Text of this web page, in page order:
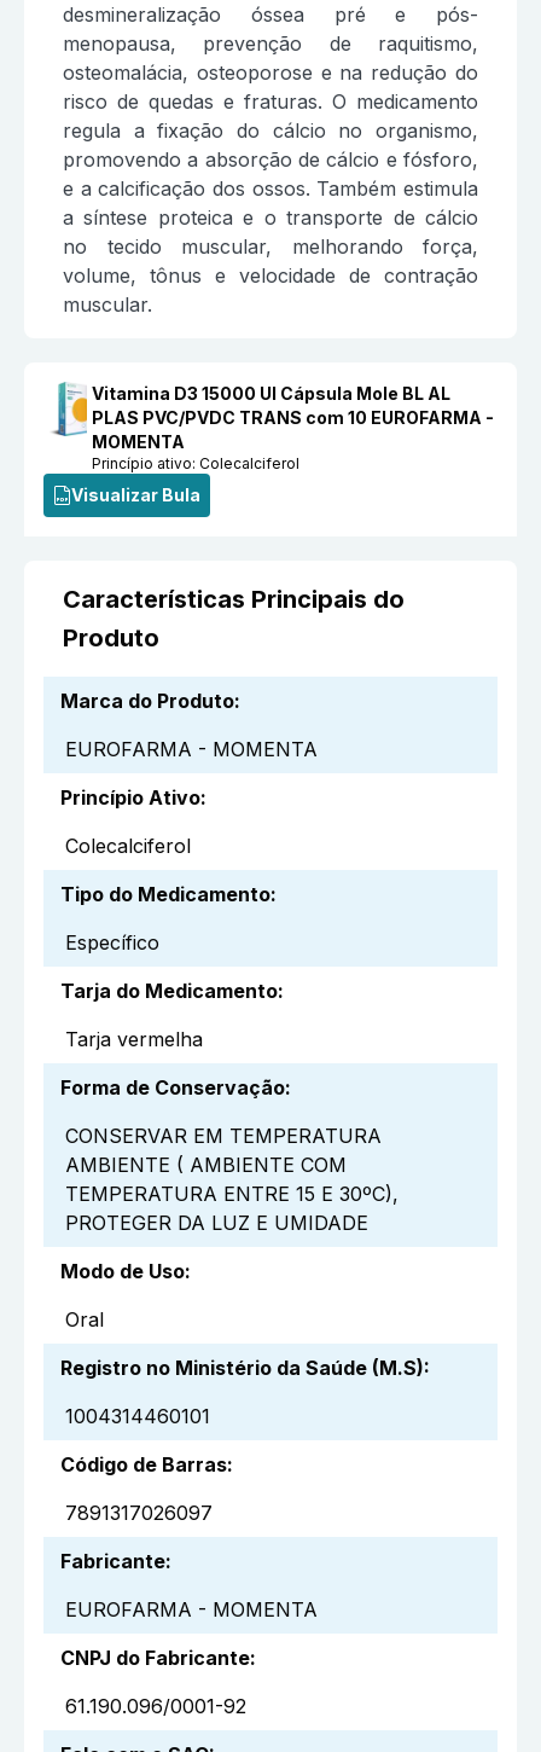
desmineralização óssea pré e pós-
menopausa, prevenção de raquitismo,
osteomalácia, osteoporose e na redução do
risco de quedas e fraturas. O medicamento
regula a fixação do cálcio no organismo,
promovendo a absorção de cálcio e fósforo,
e a calcificação dos ossos. Também estimula
a síntese proteica e o transporte de cálcio
no tecido muscular, melhorando força,
volume, tônus e velocidade de contração
muscular.
Vitamina D3 15000 UI Cápsula Mole BL AL
PLAS PVC/PVDC TRANS com 10 EUROFARMA -
MOMENTA
Princípio ativo:Colecalciferol
Visualizar Bula
Características Principais do
Produto
Marca do Produto:
EUROFARMA - MOMENTA
Princípio Ativo:
Colecalciferol
Tipo do Medicamento:
Específico
Tarja do Medicamento:
Tarja vermelha
Forma de Conservação:
CONSERVAR EM TEMPERATURA
AMBIENTE ( AMBIENTE COM
TEMPERATURA ENTRE 15 E 30ºC),
PROTEGER DA LUZ E UMIDADE
Modo de Uso:
Oral
Registro no Ministério da Saúde (M.S):
1004314460101
Código de Barras:
7891317026097
Fabricante:
EUROFARMA - MOMENTA
CNPJ do Fabricante:
61.190.096/0001-92